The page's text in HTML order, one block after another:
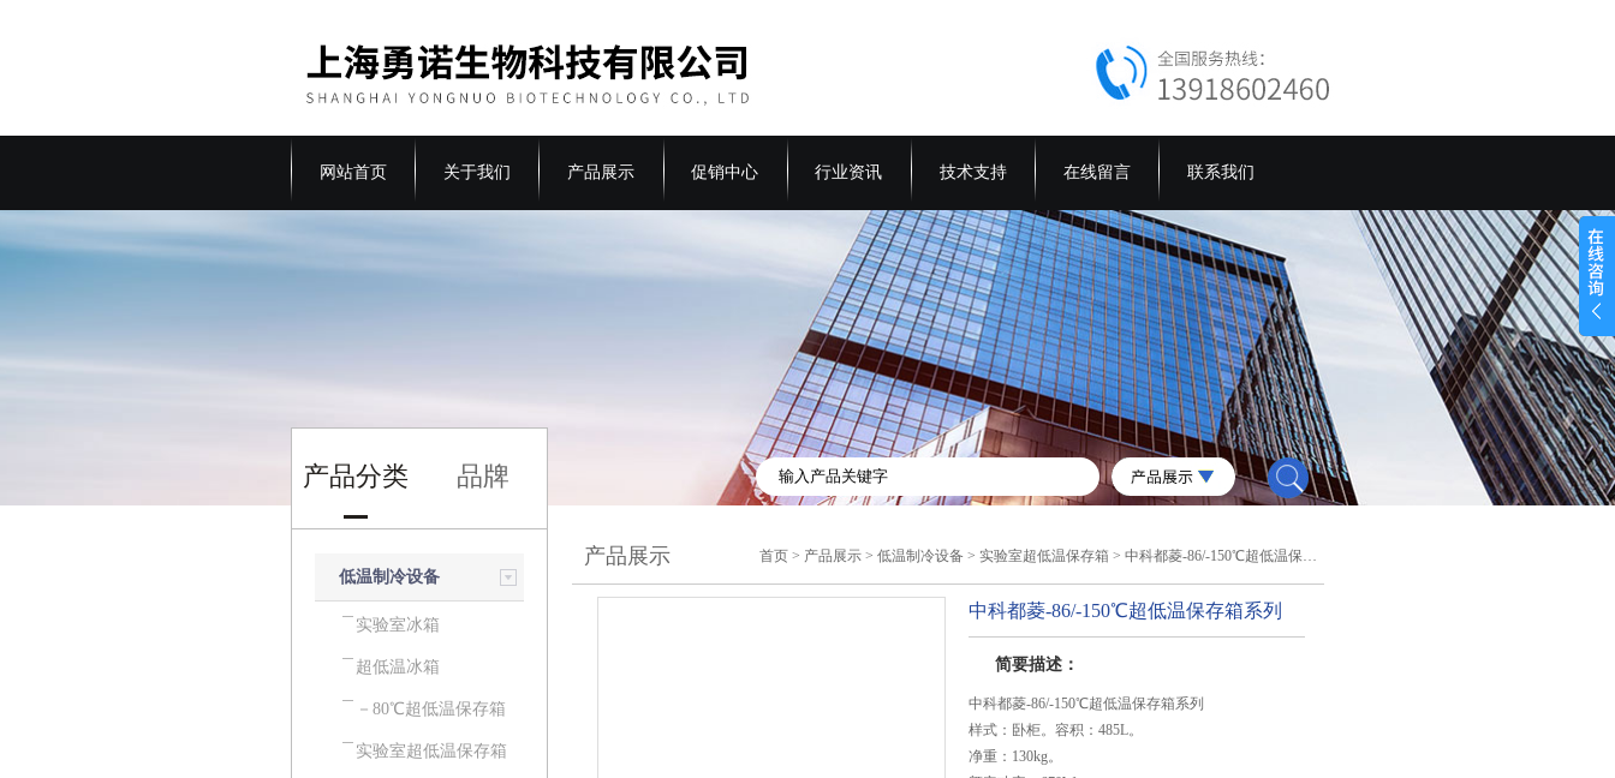
网站首页 关于我们 产品展示 促销中心 行业资讯 技术支持 在线留言 联系我们
产品分类 品牌
低温制冷设备
实验室冰箱
超低温冰箱
－80℃超低温保存箱
实验室超低温保存箱
产品展示 首页 > 产品展示 >低温制冷设备 >实验室超低温保存箱 > 中科都菱-86/-150℃超低温保存箱系列
中科都菱-86/-150℃超低温保存箱系列
简要描述：
中科都菱-86/-150℃超低温保存箱系列
样式：卧柜。容积：485L。
净重：130kg。